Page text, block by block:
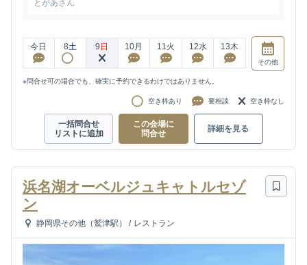
とがあさん
今日 8土 9 日 10月 11火 12水 13木
その他
※問合せ可の場合でも、確実に予約できるわけではありません。
空き枠あり 要相談 空き枠なし
一括問合せ
リストに追加
この会場に
問合せ
詳細を見る
浜名湖オーベルジュキャトルセゾ
ン
静岡県その他（鷲津駅） / レストラン